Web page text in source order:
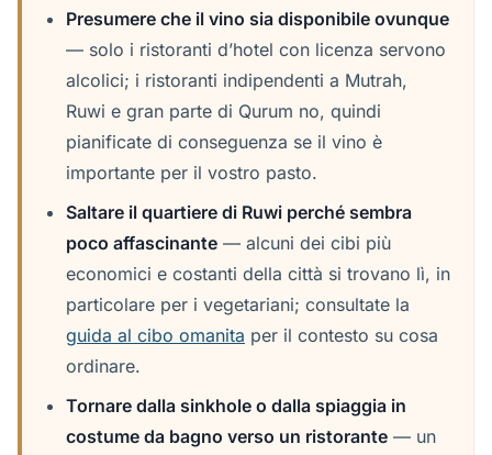
Presumere che il vino sia disponibile ovunque
— solo i ristoranti d’hotel con licenza servono
alcolici; i ristoranti indipendenti a Mutrah,
Ruwi e gran parte di Qurum no, quindi
pianificate di conseguenza se il vino è
importante per il vostro pasto.
Saltare il quartiere di Ruwi perché sembra
poco affascinante — alcuni dei cibi più
economici e costanti della città si trovano lì, in
particolare per i vegetariani; consultate la
guida al cibo omanita per il contesto su cosa
ordinare.
Tornare dalla sinkhole o dalla spiaggia in
costume da bagno verso un ristorante — un